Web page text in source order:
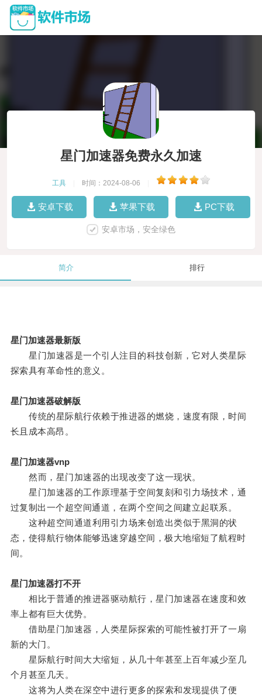
星门加速器免费永久加速
工具 时间：2024-08-06
安卓下载 苹果下载 PC下载
安卓市场，安全绿色
简介 排行
星门加速器最新版
星门加速器是一个引人注目的科技创新，它对人类星际
探索具有革命性的意义。
星门加速器破解版
传统的星际航行依赖于推进器的燃烧，速度有限，时间
长且成本高昂。
星门加速器vnp
然而，星门加速器的出现改变了这一现状。
星门加速器的工作原理基于空间复刻和引力场技术，通
过复制出一个超空间通道，在两个空间之间建立起联系。
这种超空间通道利用引力场来创造出类似于黑洞的状
态，使得航行物体能够迅速穿越空间，极大地缩短了航程时
间。
星门加速器打不开
相比于普通的推进器驱动航行，星门加速器在速度和效
率上都有巨大优势。
借助星门加速器，人类星际探索的可能性被打开了一扇
新的大门。
星际航行时间大大缩短，从几十年甚至上百年减少至几
个月甚至几天。
这将为人类在深空中进行更多的探索和发现提供了便